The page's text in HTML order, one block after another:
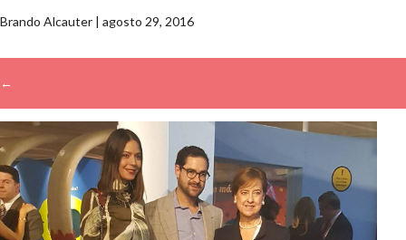
Brando Alcauter | agosto 29, 2016
←
→